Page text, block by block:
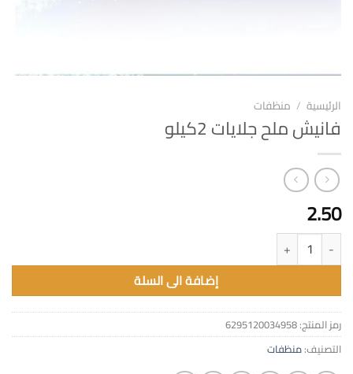
الرئيسية / منظفات
فانيش ملح جلايات 2كيلو
2.50
كمية فانيش ملح جلايات 2كيلو
إضافة الى السلة
رمز المنتج:6295120034958
التصنيف:منظفات